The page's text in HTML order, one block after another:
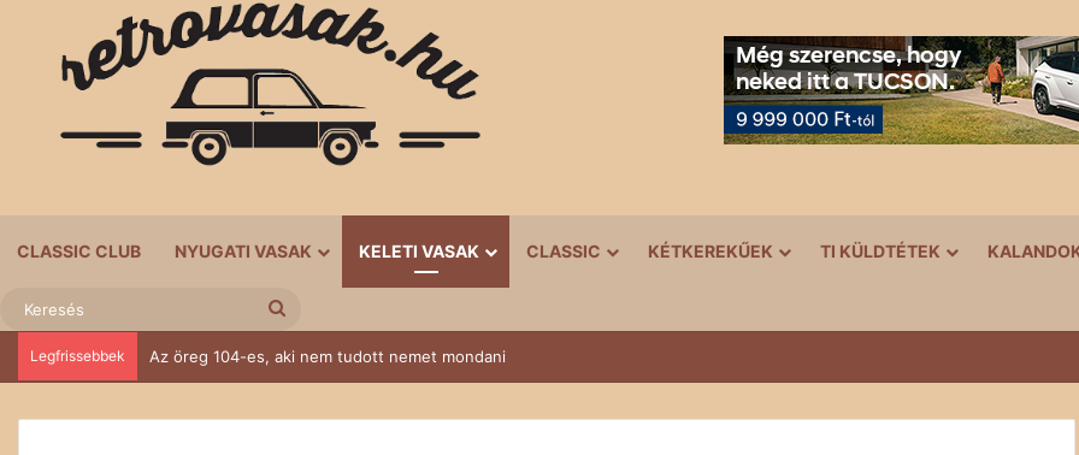
CLASSIC CLUB NYUGATI VASAK KELETI VASAK CLASSIC KÉTKEREKŰEK TI KÜLDTÉTEK
Legfrissebbek Az öreg 104-es, aki nem tudott nemet mondani